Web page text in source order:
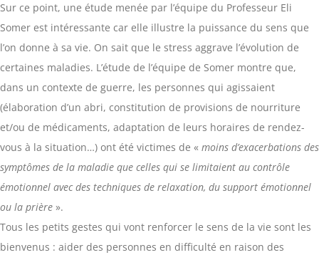
Sur ce point, une étude menée par l’équipe du Professeur Eli
Somer est intéressante car elle illustre la puissance du sens que
l’on donne à sa vie. On sait que le stress aggrave l’évolution de
certaines maladies. L’étude de l’équipe de Somer montre que,
dans un contexte de guerre, les personnes qui agissaient
(élaboration d’un abri, constitution de provisions de nourriture
et/ou de médicaments, adaptation de leurs horaires de rendez-
vous à la situation…) ont été victimes de « moins d’exacerbations des
symptômes de la maladie que celles qui se limitaient au contrôle
émotionnel avec des techniques de relaxation, du support émotionnel
ou la prière ».
Tous les petits gestes qui vont renforcer le sens de la vie sont les
bienvenus : aider des personnes en difficulté en raison des